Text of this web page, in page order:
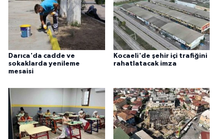
Darıca'da cadde ve
sokaklarda yenileme
mesaisi
Kocaeli'de şehir içi trafiğini
rahatlatacak imza